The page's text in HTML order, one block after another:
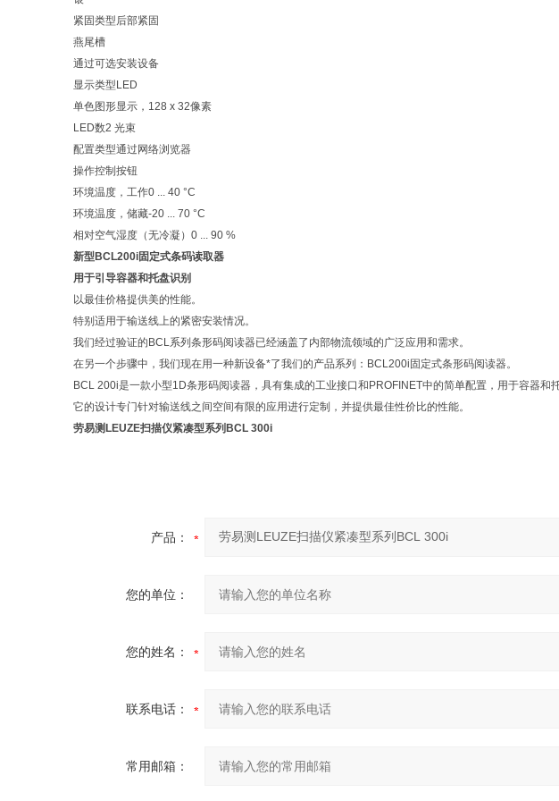
紧固类型后部紧固
燕尾槽
通过可选安装设备
显示类型 LED
单色图形显示，128 x 32像素
LED数2 光束
配置类型通过网络浏览器
操作控制 按钮
环境温度，工作0 ... 40 °C
环境温度，储藏-20 ... 70 °C
相对空气湿度（无冷凝） 0 ... 90 %
新型BCL200i固定式条码读取器
用于引导容器和托盘识别
以最佳价格提供美的性能。
特别适用于输送线上的紧密安装情况。
我们经过验证的BCL系列条形码阅读器已经涵盖了内部物流领域的广泛应用和需求。
在另一个步骤中，我们现在用一种新设备*了我们的产品系列：BCL200i固定式条形码阅读器。
BCL 200i是一款小型1D条形码阅读器，具有集成的工业接口和PROFINET中的简单配置，用于容器和托
它的设计专门针对输送线之间空间有限的应用进行定制，并提供最佳性价比的性能。
劳易测LEUZE扫描仪紧凑型系列BCL 300i
产品：
您的单位：
您的姓名：
联系电话：
常用邮箱：